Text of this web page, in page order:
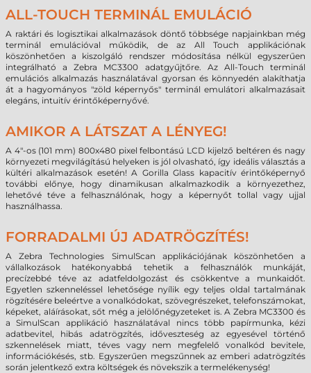
ALL-TOUCH TERMINÁL EMULÁCIÓ
A raktári és logisztikai alkalmazások döntő többsége napjainkban még
terminál emulációval működik, de az All Touch applikációnak
köszönhetően a kiszolgáló rendszer módosítása nélkül egyszerűen
integrálható a Zebra MC3300 adatgyűjtőre. Az All-Touch terminál
emulációs alkalmazás használatával gyorsan és könnyedén alakíthatja
át a hagyományos "zöld képernyős" terminál emulátori alkalmazásait
elegáns, intuitív érintőképernyővé.
AMIKOR A LÁTSZAT A LÉNYEG!
A 4"-os (101 mm) 800x480 pixel felbontású LCD kijelző beltéren és nagy
környezeti megvilágítású helyeken is jól olvasható, így ideális választás a
kültéri alkalmazások esetén! A Gorilla Glass kapacitív érintőképernyő
további előnye, hogy dinamikusan alkalmazkodik a környezethez,
lehetővé téve a felhasználónak, hogy a képernyőt tollal vagy ujjal
használhassa.
FORRADALMI ÚJ ADATRÖGZÍTÉS!
A Zebra Technologies SimulScan applikációjának köszönhetően a
vállalkozások hatékonyabbá tehetik a felhasználók munkáját,
precízebbé téve az adatfeldolgozást és csökkentve a munkaidőt.
Egyetlen szkenneléssel lehetősége nyílik egy teljes oldal tartalmának
rögzítésére beleértve a vonalkódokat, szövegrészeket, telefonszámokat,
képeket, aláírásokat, sőt még a jelölőnégyzeteket is. A Zebra MC3300 és
a SimulScan applikáció használatával nincs több papírmunka, kézi
adatbevitel, hibás adatrögzítés, időveszteség az egyesével történő
szkennelések miatt, téves vagy nem megfelelő vonalkód bevitele,
információkésés, stb. Egyszerűen megszűnnek az emberi adatrögzítés
során jelentkező extra költségek és növekszik a termelékenység!